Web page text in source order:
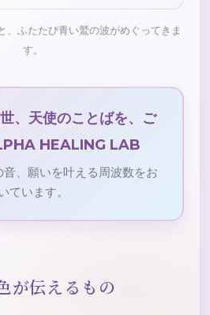
、ふたたび青い鷲の波がめぐってきま
す。
、天使のことばを、ご
HEALING LAB
、願いを叶える周波数をお
ています。
が伝えるもの